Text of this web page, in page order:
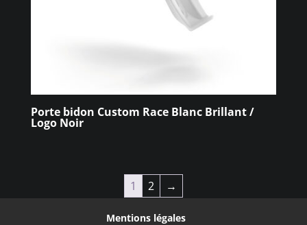
Porte bidon Custom Race Blanc Brillant /
Logo Noir
1 2 →
Mentions légales